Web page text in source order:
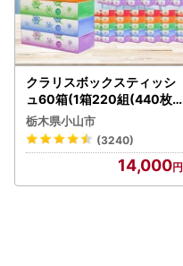
クラリスボックスティッシ
ュ60箱(1箱220組(440枚))
(5個入り×12セット)【配送
不可地域：離島・沖縄県】
【1256759】
栃木県小山市
(3240)
14,000